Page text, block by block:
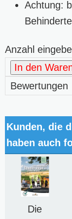
Achtung:
Anzahl
In den
Bewertungen
Kunden, die
haben auch
Die